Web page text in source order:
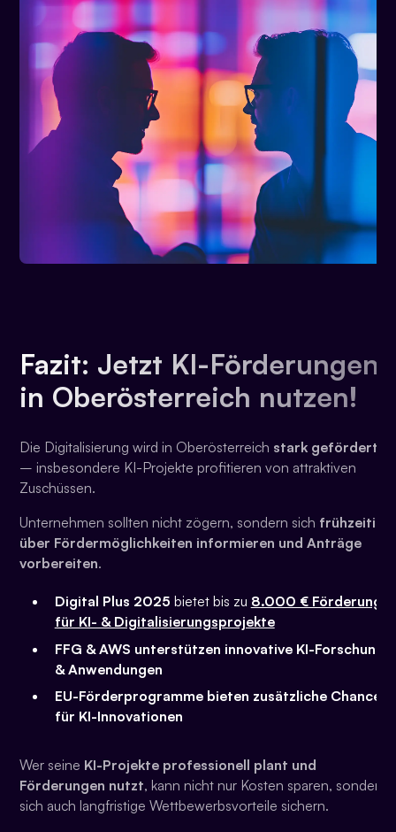
Fazit: Jetzt KI-Förderungen
in Oberösterreich nutzen!
Die Digitalisierung wird in Oberösterreich stark gefördert
– insbesondere KI-Projekte profitieren von attraktiven
Zuschüssen.
Unternehmen sollten nicht zögern, sondern sich frühzeitig
über Fördermöglichkeiten informieren und Anträge
vorbereiten.
Digital Plus 2025 bietet bis zu 8.000 € Förderung
für KI- & Digitalisierungsprojekte
FFG & AWS unterstützen innovative KI-Forschung
& Anwendungen
EU-Förderprogramme bieten zusätzliche Chancen
für KI-Innovationen
Wer seine KI-Projekte professionell plant und
Förderungen nutzt, kann nicht nur Kosten sparen, sondern
sich auch langfristige Wettbewerbsvorteile sichern.